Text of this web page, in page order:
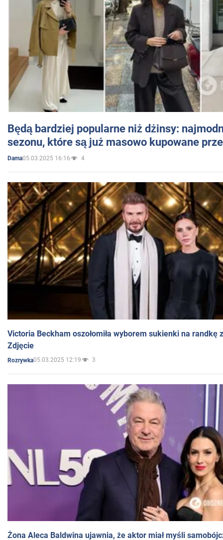
Będą bardziej popularne niż dżinsy:
sezonu, które są już masowo kupowane
Dama05.03.2025 16:16 4
Victoria Beckham oszołomiła wyborem sukienki na randkę
Zdjęcie
Rozrywka05.03.2025 12:19 3
Żona Aleca Baldwina ujawnia, że aktor miał myśli